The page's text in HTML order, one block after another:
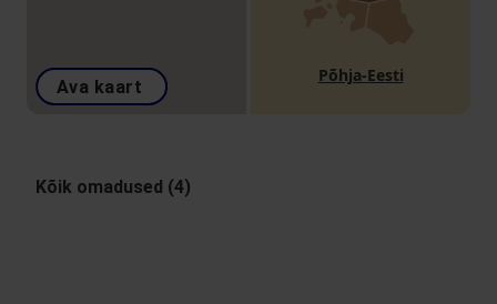
Ava kaart
Põhja-Eesti
Kõik omadused (4)